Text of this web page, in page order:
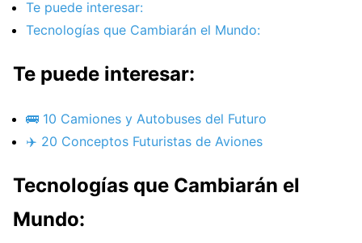
Te puede interesar:
Tecnologías que Cambiarán el Mundo:
Te puede interesar:
🚌 10 Camiones y Autobuses del Futuro
✈️ 20 Conceptos Futuristas de Aviones
Tecnologías que Cambiarán el
Mundo: